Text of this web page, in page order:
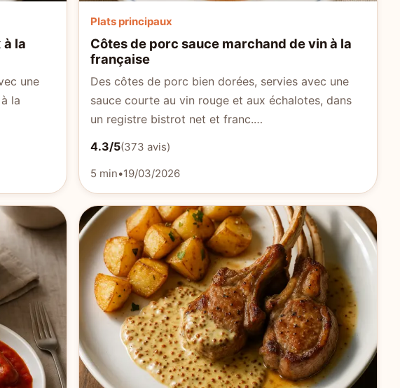
à la
une
la
Plats principaux
Côtes de porc sauce marchand de vin à la
française
Des côtes de porc bien dorées, servies avec une
sauce courte au vin rouge et aux échalotes, dans
un registre bistrot net et franc.…
4.3/5(373 avis)
5 min•19/03/2026